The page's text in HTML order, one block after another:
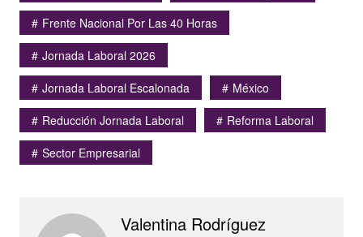
Frente Nacional Por Las 40 Horas
Jornada Laboral 2026
Jornada Laboral Escalonada
México
Reducción Jornada Laboral
Reforma Laboral
Sector Empresarial
Valentina Rodríguez